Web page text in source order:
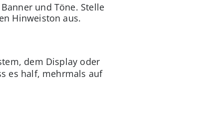
und Töne. Stelle
Hinweiston aus.
dem Display oder
es half, mehrmals auf